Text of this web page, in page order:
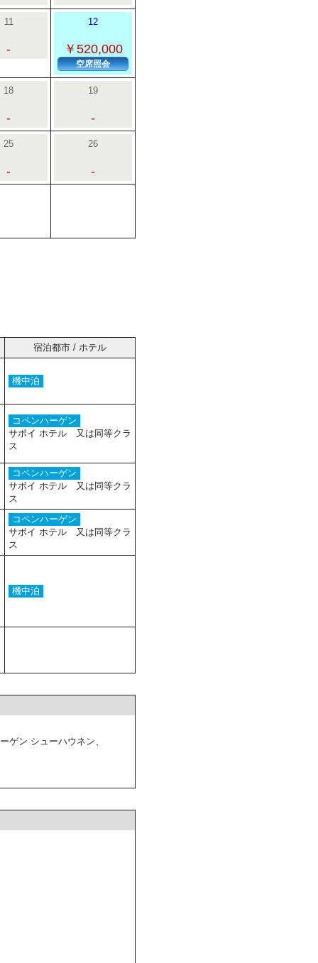
11
-
12
￥520,000
空席照会
18
-
19
-
25
-
26
-
宿泊都市 / ホテル
機中泊
コペンハーゲン
サボイ ホテル 又は同等クラ
ス
コペンハーゲン
サボイ ホテル 又は同等クラ
ス
コペンハーゲン
サボイ ホテル 又は同等クラ
ス
機中泊
ゲン シューハウネン、